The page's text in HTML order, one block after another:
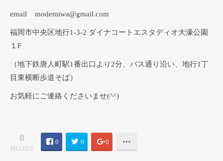
email modemiwa@gmail.com
福岡市中央区地行1-3-2 ダイナコートエスタディオ大濠公園
１F
（地下鉄唐人町駅1番出口より2分、バス通り沿い、地行1丁
目東横断歩道そば）
お気軽にご連絡くださいませ(^^)
0
SHARES
0 0 0